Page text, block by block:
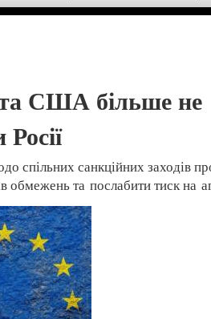
США більше не
санкційних заходів
обмежень та послабити тиск на